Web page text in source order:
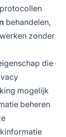
behandelen,
zonder
die
mogelijk
beheren